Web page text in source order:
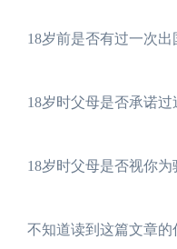
18岁前是否有过一次出
18岁时父母是否承诺过
18岁时父母是否视你
不知道读到这篇文章